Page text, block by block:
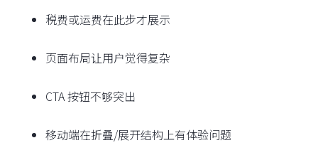
税费或运费在此步才展示
页面布局让用户觉得复杂
CTA 按钮不够突出
移动端在折叠/展开结构上有体验问题